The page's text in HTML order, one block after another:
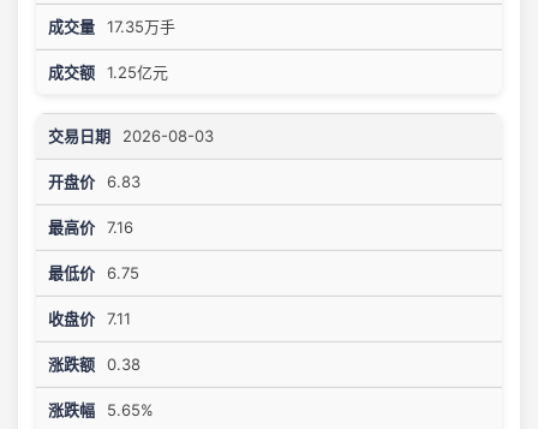
17.35万手
1.25亿元
2026-08-03
6.83
7.16
6.75
7.11
0.38
5.65%